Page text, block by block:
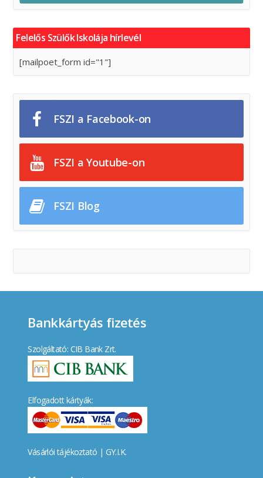
Felelős Szülők Iskolája hírlevél
[mailpoet_form id="1"]
FSZI a Facebook-on
FSZI a Youtube-on
FSZI Blog
Bankkártyás fizetés
Szolgáltató: CIB Bank Zrt.
Elfogadott kártyák:
Vásárlói tájékoztató | GY.I.K.